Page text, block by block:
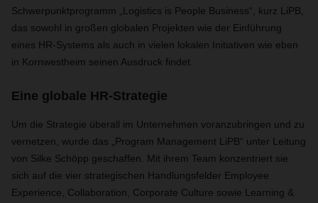
Schwerpunktprogramm „Logistics is People Business“, kurz LiPB,
das sowohl in großen globalen Projekten wie der Einführung
eines HR-Systems als auch in vielen lokalen Initiativen wie eben
in Kornwestheim seinen Ausdruck findet.
Eine globale HR-Strategie
Um die Strategie überall im Unternehmen voranzubringen und zu
vernetzen, wurde das „Program Management LiPB“ unter Leitung
von Silke Schöpp geschaffen. Mit ihrem Team konzentriert sie
sich auf die vier strategischen Handlungsfelder Employee
Experience, Collaboration, Corporate Culture sowie Learning &